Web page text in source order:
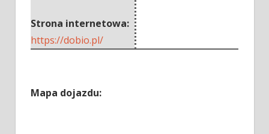
Strona internetowa:
https://dobio.pl/
Mapa dojazdu: